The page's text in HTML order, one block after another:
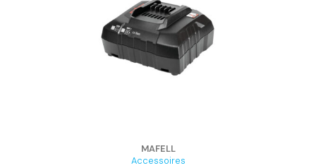
MAFELL
Accessoires